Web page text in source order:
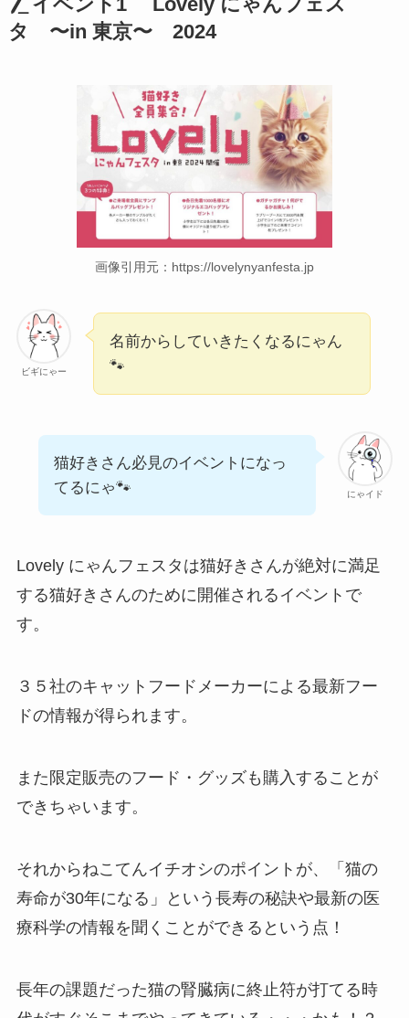
イベント1 Lovely にゃんフェス
タ 〜in 東京〜 2024
画像引用元：https://lovelynyanfesta.jp
ビギにゃー
名前からしていきたくなるにゃん
🐾
にゃイド
猫好きさん必見のイベントになっ
てるにゃ🐾
Lovely にゃんフェスタは猫好きさんが絶対に満足
する猫好きさんのために開催されるイベントで
す。
３５社のキャットフードメーカーによる最新フー
ドの情報が得られます。
また限定販売のフード・グッズも購入することが
できちゃいます。
それからねこてんイチオシのポイントが、「猫の
寿命が30年になる」という長寿の秘訣や最新の医
療科学の情報を聞くことができるという点！
長年の課題だった猫の腎臓病に終止符が打てる時